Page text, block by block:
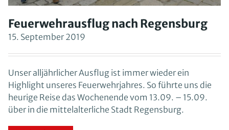
Feuerwehrausflug nach Regensburg
15. September 2019
Unser alljährlicher Ausflug ist immer wieder ein
Highlight unseres Feuerwehrjahres. So führte uns die
heurige Reise das Wochenende vom 13.09. – 15.09.
über in die mittelalterliche Stadt Regensburg.